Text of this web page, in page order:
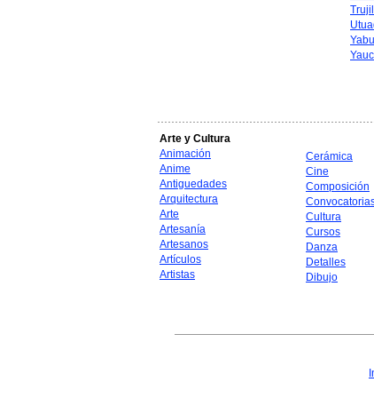
Arte y Cultura
Animación
Anime
Antiguedades
Arquitectura
Arte
Artesanía
Artesanos
Artículos
Artistas
Cerámica
Cine
Composición
Cultura
Cursos
Danza
Detalles
Dibujo